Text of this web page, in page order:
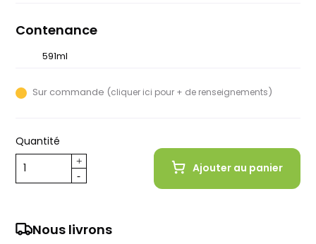
Contenance
591ml
Sur commande (cliquer ici pour + de renseignements)
Quantité
Ajouter au panier
Nous livrons